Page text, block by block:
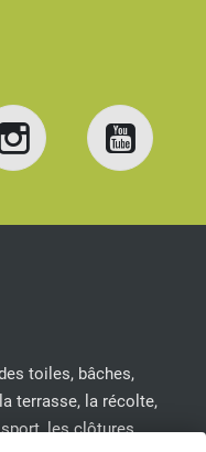
toiles, bâches,
terrasse, la récolte,
les clôtures...